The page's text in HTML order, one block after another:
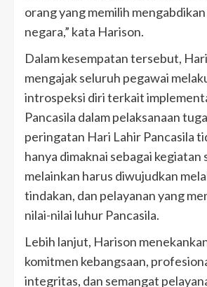
orang yang memilih
negara,” kata Harison.
Dalam kesempatan tersebut,
mengajak seluruh pegawai
introspeksi diri terkait
Pancasila dalam pelaksanaan
peringatan Hari Lahir Pancasila
hanya dimaknai sebagai kegiatan
melainkan harus diwujudkan
tindakan, dan pelayanan yang
nilai-nilai luhur Pancasila.
Lebih lanjut, Harison
komitmen kebangsaan,
integritas, dan semangat